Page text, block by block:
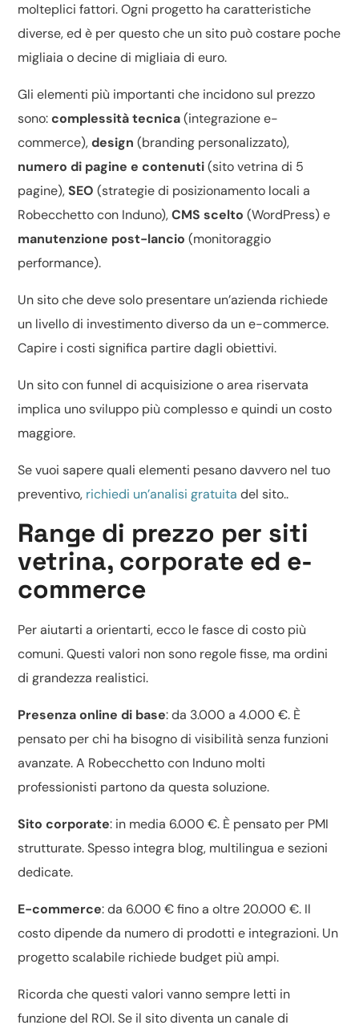
molteplici fattori. Ogni progetto ha caratteristiche
diverse, ed è per questo che un sito può costare poche
migliaia o decine di migliaia di euro.
Gli elementi più importanti che incidono sul prezzo
sono:complessità tecnica(integrazione e-
commerce),design (branding personalizzato),
numero di pagine e contenuti(sito vetrina di 5
pagine),SEO (strategie di posizionamento locali a
Robecchetto con Induno),CMS scelto (WordPress) e
manutenzione post-lancio (monitoraggio
performance).
Un sito che deve solo presentare un’azienda richiede
un livello di investimento diverso da un e-commerce.
Capire i costi significa partire dagli obiettivi.
Un sito con funnel di acquisizione o area riservata
implica uno sviluppo più complesso e quindi un costo
maggiore.
Se vuoi sapere quali elementi pesano davvero nel tuo
preventivo, richiedi un’analisi gratuita del sito..
Range di prezzo per siti
vetrina, corporate ed e-
commerce
Per aiutarti a orientarti, ecco le fasce di costo più
comuni. Questi valori non sono regole fisse, ma ordini
di grandezza realistici.
Presenza online di base: da 3.000 a 4.000 €. È
pensato per chi ha bisogno di visibilità senza funzioni
avanzate. A Robecchetto con Induno molti
professionisti partono da questa soluzione.
Sito corporate: in media 6.000 €. È pensato per PMI
strutturate. Spesso integra blog, multilingua e sezioni
dedicate.
E-commerce: da 6.000 € fino a oltre 20.000 €. Il
costo dipende da numero di prodotti e integrazioni. Un
progetto scalabile richiede budget più ampi.
Ricorda che questi valori vanno sempre letti in
funzione del ROI. Se il sito diventa un canale di